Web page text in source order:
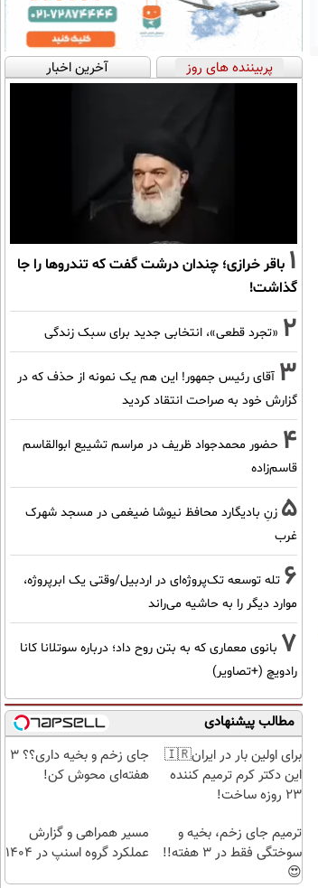
پربیننده های روز آخرین اخبار
1 باقر خرازی؛ چندان درشت گفت که تندروها را جا
گذاشت!
2 «تجرد قطعی»، انتخابی جدید برای سبک زندگی
3 آقای رئیس جمهور! این هم یک نمونه از حذف که در
گزارش خود به صراحت انتقاد کردید
4 حضور محمدجواد ظریف در مراسم تشییع ابوالقاسم
قاسم‌زاده
5 زنِ بادیگارد محافظ نیوشا ضیغمی در مسجد شهرک
غرب
6 تله توسعه تک‌پروژه‌ای در اردبیل/وقتی یک ابرپروژه،
موارد دیگر را به حاشیه می‌راند
7 بانوی معماری که به بتن روح داد؛ درباره سوتلانا کانا
رادویچ (+تصاویر)
مطالب پیشنهادی
برای اولین بار در ایران🇮🇷
این دکتر کرم ترمیم کننده
23 روزه ساخت!
جای زخم و بخیه داری؟؟ 3
هفته‌ای محوش کن!
ترمیم جای زخم، بخیه و
سوختگی فقط در 3 هفته!!
😍
مسیر همراهی و گزارش
عملکرد گروه اسنپ در ۱۴۰۴